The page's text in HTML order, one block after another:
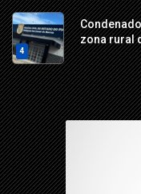
4
zona rural